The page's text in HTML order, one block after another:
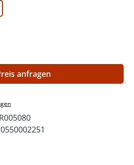
Gib den gewünschten
anfragen
0550002251